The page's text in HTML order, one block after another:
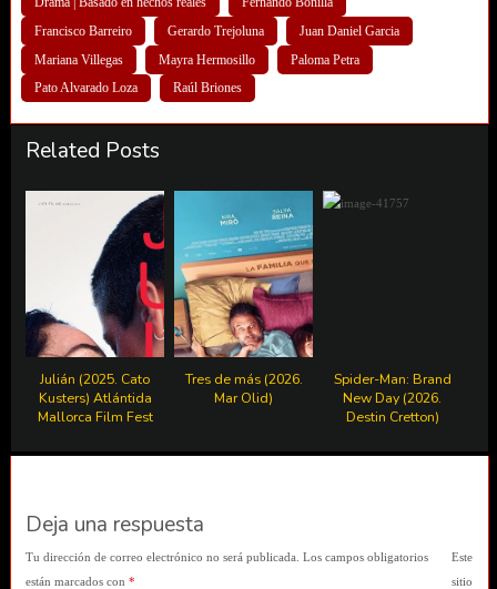
Francisco Barreiro
Gerardo Trejoluna
Juan Daniel Garcia
Mariana Villegas
Mayra Hermosillo
Paloma Petra
Pato Alvarado Loza
Raúl Briones
Related Posts
Julián (2025. Cato
Kusters) Atlántida
Mallorca Film Fest
Tres de más (2026.
Mar Olid)
Spider-Man: Brand
New Day (2026.
Destin Cretton)
Deja una respuesta
Tu dirección de correo electrónico no será publicada. Los campos obligatorios
están marcados con *
Este
sitio